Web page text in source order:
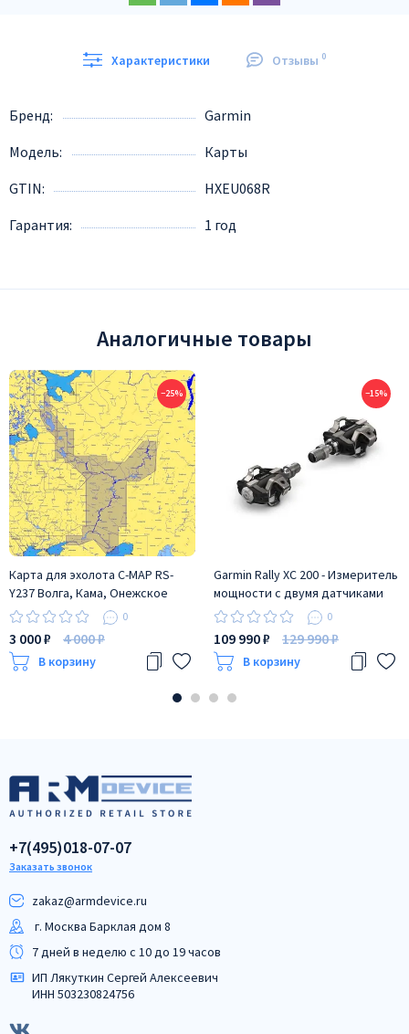
Характеристики Отзывы 0
Бренд
Garmin
Модель
Карты
GTIN
HXEU068R
Гарантия
1 год
Аналогичные товары
−25%
Карта для эхолота C-MAP RS-
Y237 Волга, Кама, Онежское
озеро, и каналы
0
3 000 ₽ 4 000 ₽
В корзину
−15%
Garmin Rally XC 200 - Измеритель
мощности с двумя датчиками
0
109 990 ₽ 129 990 ₽
В корзину
+7(495)018-07-07
Заказать звонок
zakaz@armdeviсe.ru
г. Москва Барклая дом 8
7 дней в неделю с 10 до 19 часов
ИП Лякуткин Сергей Алексеевич
ИНН 503230824756